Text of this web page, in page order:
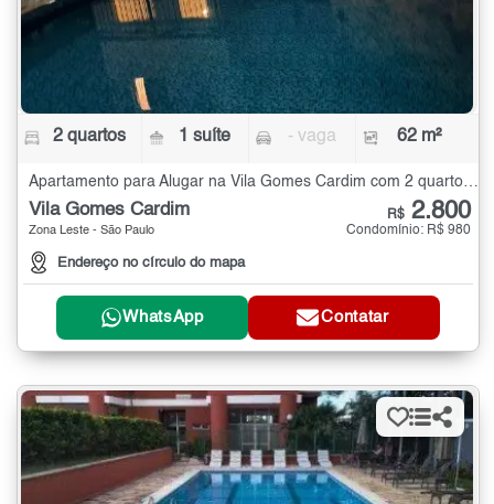
2 quartos 1 suíte - vaga 62 m²
Vila Gomes Cardim
Zona Leste - São Paulo
Endereço no círculo do mapa
R$ 2.800
Condomínio: R$ 980
WhatsApp Contatar